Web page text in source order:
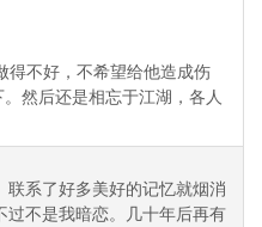
得不好，不希望给他造成伤
然后还是相忘于江湖，各人
系了好多美好的记忆就烟消
过不是我暗恋。几十年后再有